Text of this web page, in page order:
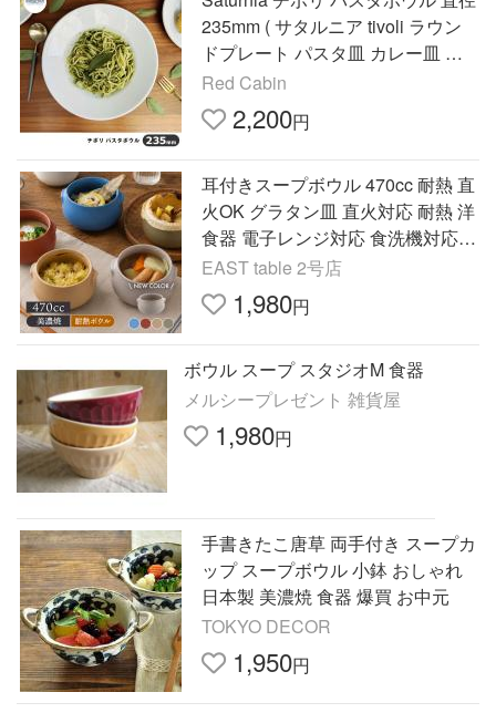
235mm ( サタルニア tivoli ラウン
ドプレート パスタ皿 カレー皿 ス
ープ皿 スープボウル ボウル お皿
プレート おしゃれ )
Red Cabin
2,200円
耳付きスープボウル 470cc 耐熱 直
火OK グラタン皿 直火対応 耐熱 洋
食器 電子レンジ対応 食洗機対応
オーブン対応 シチューボウル ドリ
ア皿 おしゃれ
EAST table 2号店
1,980円
ボウル スープ スタジオM 食器
メルシープレゼント 雑貨屋
1,980円
手書きたこ唐草 両手付き スープカ
ップ スープボウル 小鉢 おしゃれ
日本製 美濃焼 食器 爆買 お中元
TOKYO DECOR
1,950円